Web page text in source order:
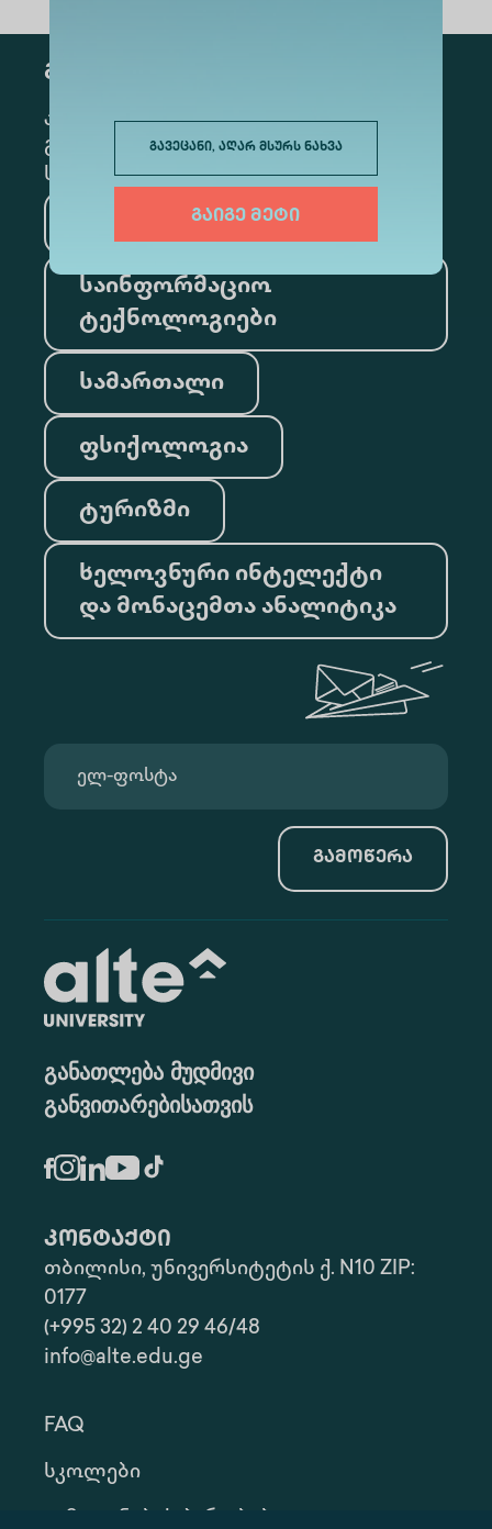
გავეცანი, აღარ მსურს ნახვა
გაიგე მეტი
გამოწერა
კონკრეტული მიმართულების
გამოსაწერად, მონიშნეთ შესაბამისი
სექცია
მედიცინა ბიზნესი
საინფორმაციო
ტექნოლოგიები
სამართალი
ფსიქოლოგია
ტურიზმი
ხელოვნური ინტელექტი
და მონაცემთა ანალიტიკა
გამოწერა
განათლება მუდმივი
განვითარებისათვის
კონტაქტი
თბილისი, უნივერსიტეტის ქ. N10 ZIP:
0177
(+995 32) 2 40 29 46/48
info@alte.edu.ge
FAQ
Სკოლები